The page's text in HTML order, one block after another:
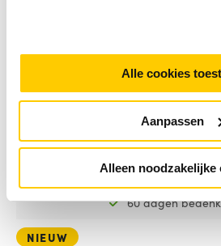
Alle cookies
Aanpassen
Alleen noodzakelijke
Meer info
28 stuksop voorraad
Dinsdag 11-08-2026geleverd
Gratis
60 dagen
NIEUW